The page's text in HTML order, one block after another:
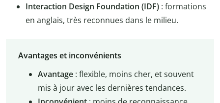
Interaction Design Foundation (IDF) : formations
en anglais, très reconnues dans le milieu.
Avantages et inconvénients
Avantage: flexible, moins cher, et souvent
mis à jour avec les dernières tendances.